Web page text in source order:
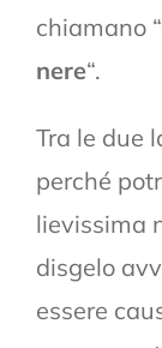
chiamano
nere“.
Tra le due
perché
lievissima
disgelo
essere